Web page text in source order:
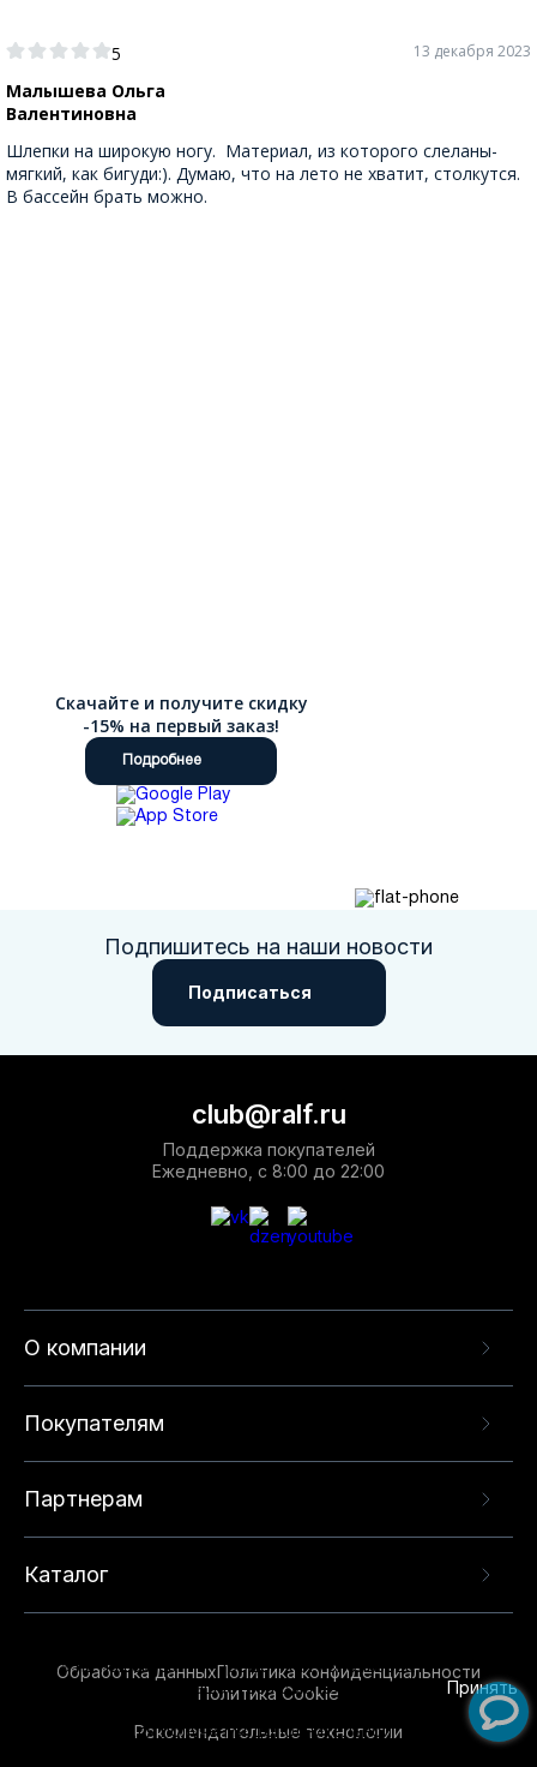
5
Малышева Ольга
Валентиновна
13 декабря 2023
Шлепки на широкую ногу. Материал, из которого слеланы-
мягкий, как бигуди:). Думаю, что на лето не хватит, столкутся.
В бассейн брать можно.
Скачайте и получите скидку
-15% на первый заказ!
Подробнее
Подпишитесь на наши новости
Подписаться
О компании
Покупателям
Партнерам
Каталог
club@ralf.ru
Поддержка покупателей
Ежедневно, с 8:00 до 22:00
Обработка данныхПолитика конфиденциальности
Политика Cookie
Рекомендательные технологии
опыта на нашем сайте. Продолжая использовать
данный сайт, вы соглашаетесь с использованием
технологий. Для получения дополнительной
Принять